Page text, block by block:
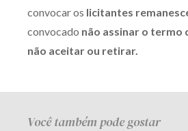
convocar os licitantes
convocado não assinar o termo
não aceitar ou retirar.
Você também pode gostar